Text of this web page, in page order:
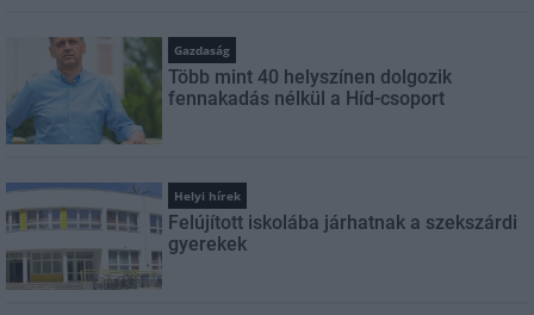
Gazdaság
Több mint 40 helyszínen dolgozik
fennakadás nélkül a Híd-csoport
Helyi hírek
Felújított iskolába járhatnak a szekszárdi
gyerekek